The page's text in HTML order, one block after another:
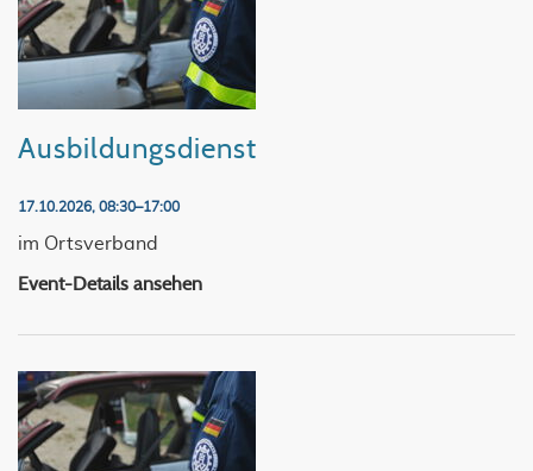
Ausbildungsdienst
17.10.2026, 08:30–17:00
im Ortsverband
Event-Details ansehen